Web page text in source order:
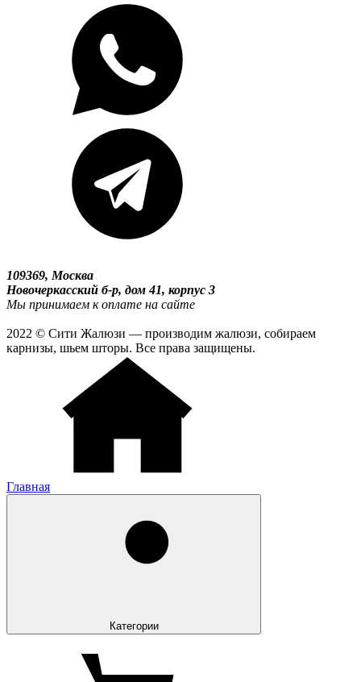
109369, Москва
Новочеркасский б-р, дом 41, корпус 3
Мы принимаем к оплате на сайте
2022 © Сити Жалюзи — производим жалюзи, собираем
карнизы, шьем шторы. Все права защищены.
Главная
Категории